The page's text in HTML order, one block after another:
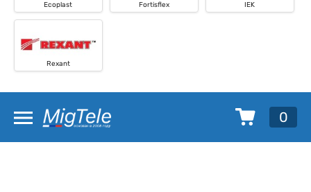
Ecoplast Fortisflex IEK
Rexant
0